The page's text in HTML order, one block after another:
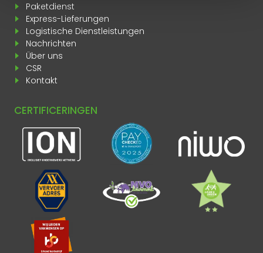
Paketdienst
Express-Lieferungen
Logistische Dienstleistungen
Nachrichten
Über uns
CSR
Kontakt
CERTIFICERINGEN